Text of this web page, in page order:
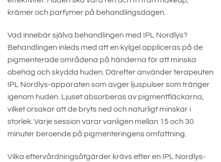
krämer och parfymer på behandlingsdagen.
Vad innebär själva behandlingen med IPL Nordlys?
Behandlingen inleds med att en kylgel appliceras på de
pigmenterade områdena på händerna för att minska
obehag och skydda huden. Därefter använder terapeuten
IPL Nordlys-apparaten som avger ljuspulser som tränger
igenom huden. Ljuset absorberas av pigmentfläckarna,
vilket orsakar att de bryts ned och naturligt minskar i
storlek. Varje session varar vanligen mellan 15 och 30
minuter beroende på pigmenteringens omfattning.
Vilka eftervårdningsåtgärder krävs efter en IPL Nordlys-